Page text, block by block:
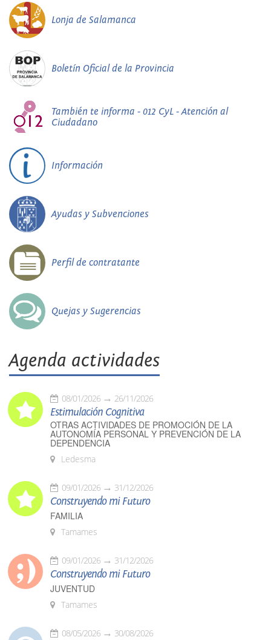
Lonja de Salamanca
Boletín Oficial de la Provincia
También te informa - 012 CyL - Atención al
Ciudadano
Información
Ayudas y Subvenciones
Perfil de contratante
Quejas y Sugerencias
Agenda actividades
08/01/2026 26/11/2026
Estimulación Cognitiva
OTRAS ACTIVIDADES DE PROMOCIÓN DE LA
AUTONOMÍA PERSONAL Y PREVENCIÓN DE LA
DEPENDENCIA
Ledesma
09/01/2026 31/12/2026
Construyendo mi Futuro
FAMILIA
Tamames
09/01/2026 31/12/2026
Construyendo mi Futuro
JUVENTUD
Tamames
08/05/2026 30/08/2026